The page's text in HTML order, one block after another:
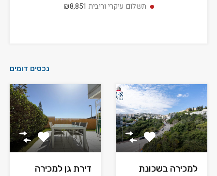
תשלום עיקרי וריבית ₪8,851
נכסים דומים
למכירה בשכונת
דירת גן למכירה